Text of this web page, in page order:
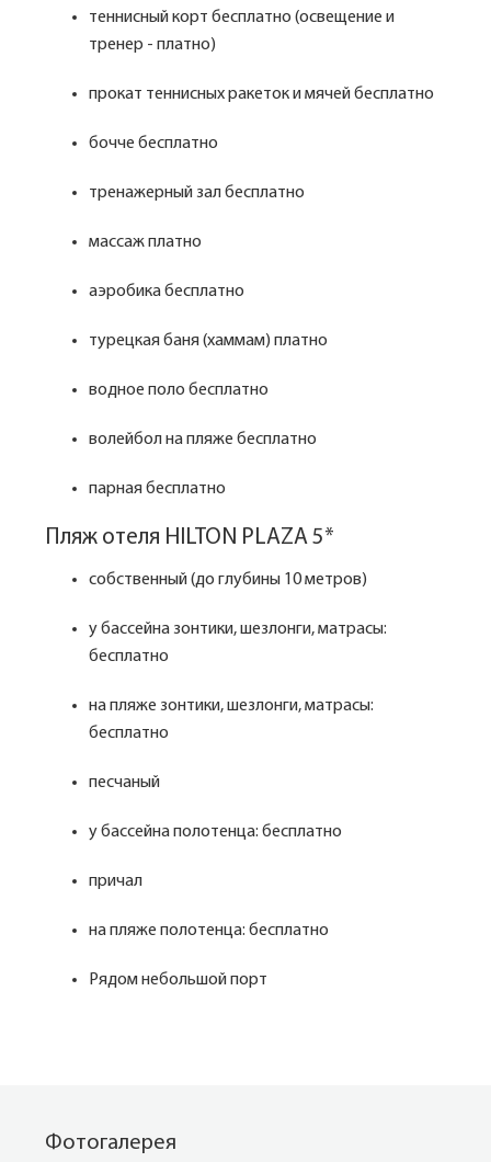
теннисный корт бесплатно (освещение и
тренер - платно)
прокат теннисных ракеток и мячей бесплатно
бочче бесплатно
тренажерный зал бесплатно
массаж платно
аэробика бесплатно
турецкая баня (хаммам) платно
водное поло бесплатно
волейбол на пляже бесплатно
парная бесплатно
Пляж отеля HILTON PLAZA 5*
собственный (до глубины 10 метров)
у бассейна зонтики, шезлонги, матрасы:
бесплатно
на пляже зонтики, шезлонги, матрасы:
бесплатно
песчаный
у бассейна полотенца: бесплатно
причал
на пляже полотенца: бесплатно
Рядом небольшой порт
Фотогалерея